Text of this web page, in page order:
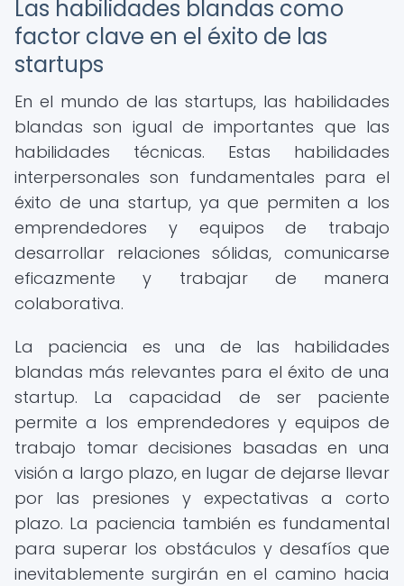
Las habilidades blandas como
factor clave en el éxito de las
startups
En el mundo de las startups, las habilidades
blandas son igual de importantes que las
habilidades técnicas. Estas habilidades
interpersonales son fundamentales para el
éxito de una startup, ya que permiten a los
emprendedores y equipos de trabajo
desarrollar relaciones sólidas, comunicarse
eficazmente y trabajar de manera
colaborativa.
La paciencia es una de las habilidades
blandas más relevantes para el éxito de una
startup. La capacidad de ser paciente
permite a los emprendedores y equipos de
trabajo tomar decisiones basadas en una
visión a largo plazo, en lugar de dejarse llevar
por las presiones y expectativas a corto
plazo. La paciencia también es fundamental
para superar los obstáculos y desafíos que
inevitablemente surgirán en el camino hacia